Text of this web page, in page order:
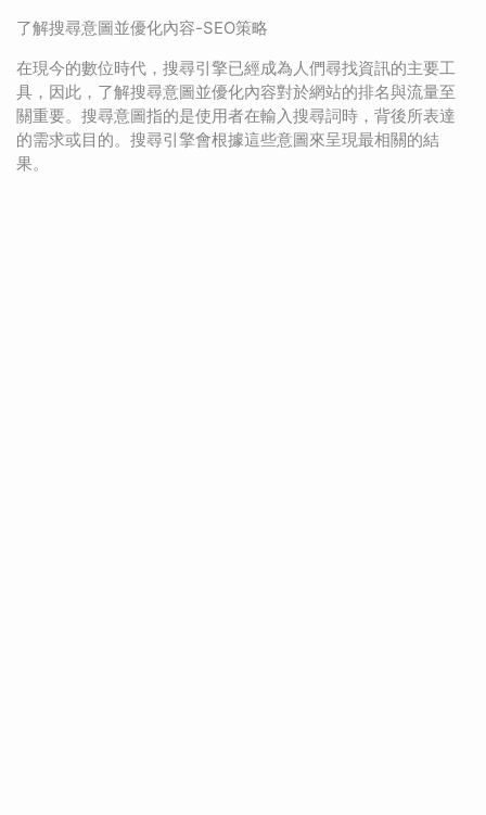
了解搜尋意圖並優化內容-SEO策略
在現今的數位時代，搜尋引擎已經成為人們尋找資訊的主要工
具，因此，了解搜尋意圖並優化內容對於網站的排名與流量至
關重要。搜尋意圖指的是使用者在輸入搜尋詞時，背後所表達
的需求或目的。搜尋引擎會根據這些意圖來呈現最相關的結
果。